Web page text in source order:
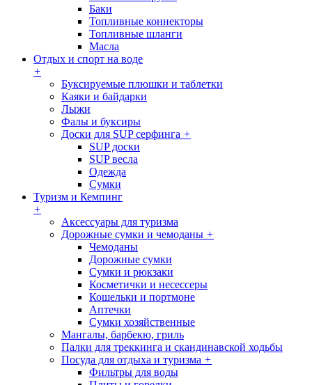
Баки
Топливные коннекторы
Топливные шланги
Масла
Отдых и спорт на воде
+
Буксируемые плюшки и таблетки
Каяки и байдарки
Лыжи
Фалы и буксиры
Доски для SUP серфинга +
SUP доски
SUP весла
Одежда
Сумки
Туризм и Кемпинг
+
Аксессуары для туризма
Дорожные сумки и чемоданы +
Чемоданы
Дорожные сумки
Сумки и рюкзаки
Косметички и несессеры
Кошельки и портмоне
Аптечки
Сумки хозяйственные
Мангалы, барбекю, гриль
Палки для треккинга и скандинавской ходьбы
Посуда для отдыха и туризма +
Фильтры для воды